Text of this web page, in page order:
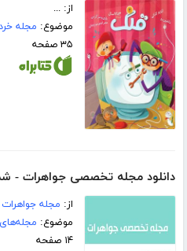
از: ...
موضوع: مجله
۳۵ صفحه
دانلود مجله تخصصی جواهرات -
از: مجله جواهرات
موضوع:
۱۴ صفحه